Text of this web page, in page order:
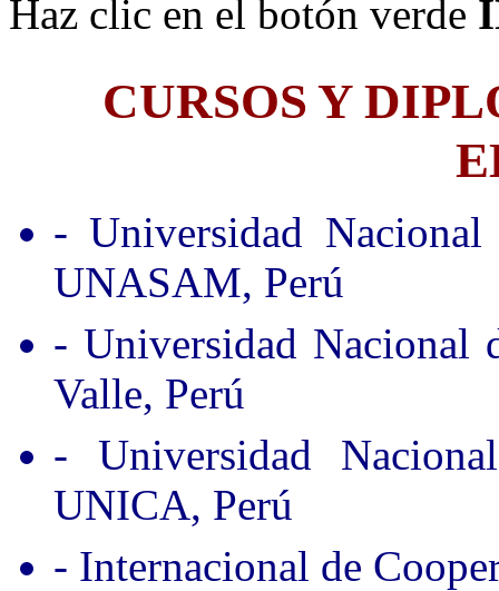
Haz clic en el botón verde
CURSOS Y
- Universidad
UNASAM, Perú
- Universidad Nacional
Valle, Perú
- Universidad
UNICA, Perú
- Internacional de